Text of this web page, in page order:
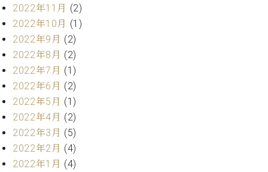
ア
ク
セ
お
問
い
合
わ
2022年11月 (2)
2022年10月 (1)
2022年9月 (2)
2022年8月 (2)
2022年7月 (1)
2022年6月 (2)
2022年5月 (1)
2022年4月 (2)
2022年3月 (5)
2022年2月 (4)
2022年1月 (4)